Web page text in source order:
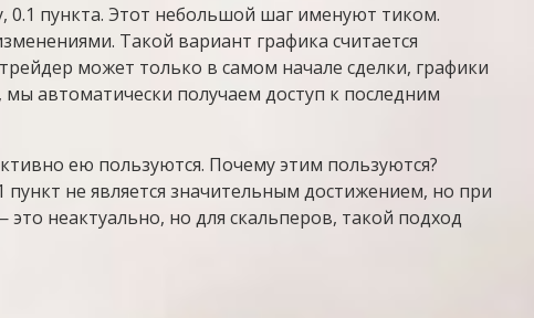
пункта. Этот небольшой шаг именуют тиком.
Такой вариант графика считается
может только в самом начале сделки, графики
автоматически получаем доступ к последним
ею пользуются. Почему этим пользуются?
не является значительным достижением, но при
неактуально, но для скальперов, такой подход